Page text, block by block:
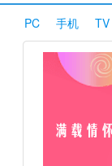
PC 手机 TV